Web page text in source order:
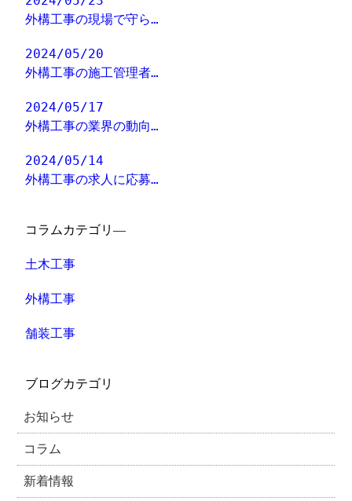
外構工事の現場で守ら…
2024/05/20
外構工事の施工管理者…
2024/05/17
外構工事の業界の動向…
2024/05/14
外構工事の求人に応募…
コラムカテゴリ―
土木工事
外構工事
舗装工事
ブログカテゴリ
お知らせ
コラム
新着情報